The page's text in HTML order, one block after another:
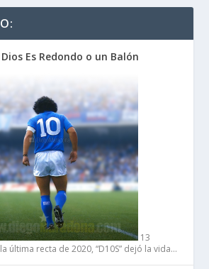
Es Redondo o un Balón
13
la última recta de 2020, “D10S” dejó la vida…